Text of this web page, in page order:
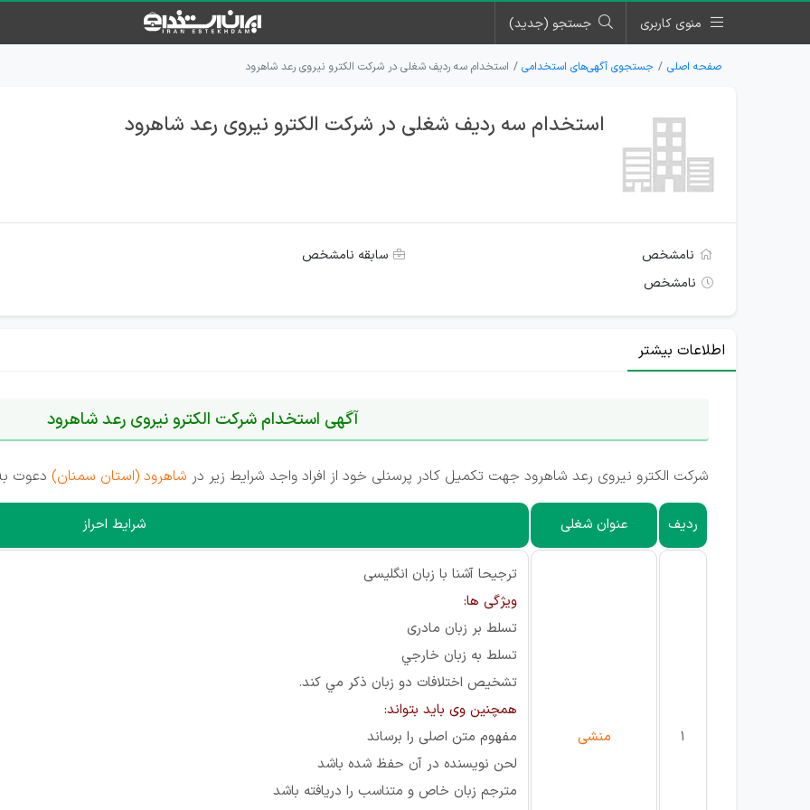
منوی کاربری جستجو (جدید)
صفحه اصلی جستجوی آگهی‌های استخدامی استخدام سه ردیف شغلی در شرکت الکترو نیروی رعد شاهرود
استخدام سه ردیف شغلی در شرکت الکترو نیروی رعد شاهرود
نامشخص
سابقه نامشخص
نامشخص
اطلاعات بیشتر
آگهی استخدام شرکت الکترو نیروی رعد شاهرود
شرکت الکترو نیروی رعد شاهرود جهت تکمیل کادر پرسنلی خود از افراد واجد شرایط زیر در شاهرود (استان سمنان) دعوت
ردیف عنوان شغلی شرایط احراز
1 منشی
ترجیحا آشنا با زبان انگلیسی
ویژگی ها:
تسلط بر زبان مادری
تسلط به زبان خارجي
تشخیص اختلافات دو زبان ذكر مي كند.
همچنین وی باید بتواند:
مفهوم متن اصلی را برساند
لحن نویسنده در آن حفظ شده باشد
مترجم زبان خاص و متناسب را دریافته باشد